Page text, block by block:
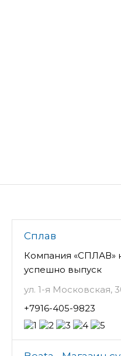
Сплав
Компания «СПЛАВ»
успешно выпуск
ул. 1-я Московская,
+7916-405-9823